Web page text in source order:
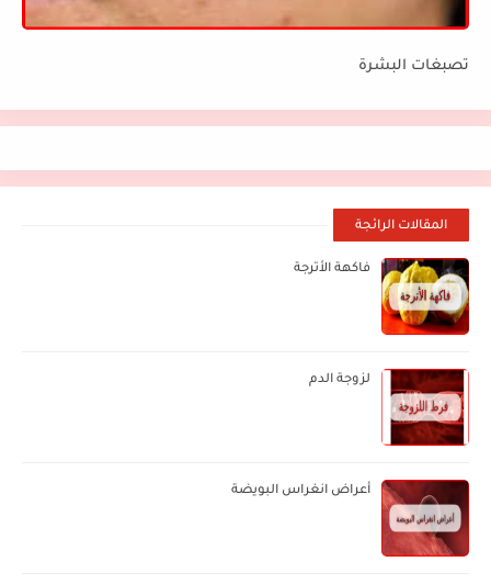
تصبغات البشرة
المقالات الرائجة
فاكهة الأترجة
لزوجة الدم
أعراض انغراس البويضة